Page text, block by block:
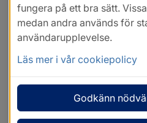
fungera på ett bra sätt.
medan andra används för
användarupplevelse.
Läs mer i vår cookiepolicy
Godkänn